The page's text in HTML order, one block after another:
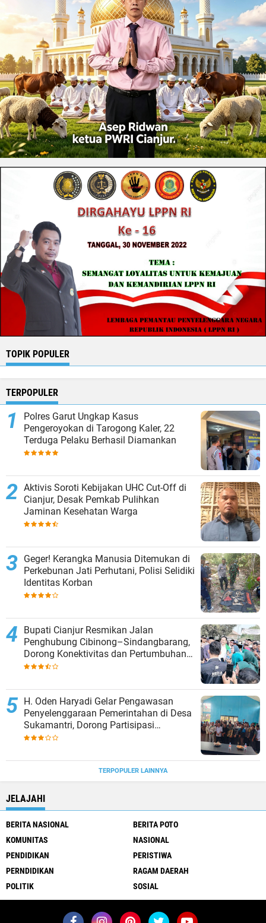
TOPIK POPULER
TERPOPULER
Polres Garut Ungkap Kasus
Pengeroyokan di Tarogong Kaler, 22
Terduga Pelaku Berhasil Diamankan
Aktivis Soroti Kebijakan UHC Cut-Off di
Cianjur, Desak Pemkab Pulihkan
Jaminan Kesehatan Warga
Geger! Kerangka Manusia Ditemukan di
Perkebunan Jati Perhutani, Polisi Selidiki
Identitas Korban
Bupati Cianjur Resmikan Jalan
Penghubung Cibinong–Sindangbarang,
Dorong Konektivitas dan Pertumbuhan
Ekonomi Cianjur Selatan
H. Oden Haryadi Gelar Pengawasan
Penyelenggaraan Pemerintahan di Desa
Sukamantri, Dorong Partisipasi
Masyarakat dalam Pembangunan
TERPOPULER LAINNYA
JELAJAHI
BERITA NASIONAL
BERITA POTO
KOMUNITAS
NASIONAL
PENDIDIKAN
PERISTIWA
PERNDIDIKAN
RAGAM DAERAH
POLITIK
SOSIAL